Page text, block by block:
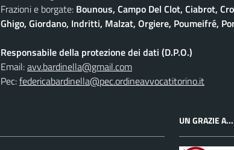
Frazioni e borgate: Bounous, Campo Del Clot, Ciabrot,
Ghigo, Giordano, Indritti, Malzat, Orgiere, Poumeifré,
Responsabile della protezione dei dati (D.P.O.)
Email:avv.bardinella@gmail.com
Pec:federicabardinella@pec.ordineavvocatitorino.it
UN GRAZIE A...